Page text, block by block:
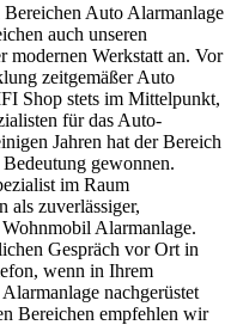
Auto Alarmanlage
auch unseren
modernen Werkstatt an. Vor
zeitgemäßer Auto
Shop stets im Mittelpunkt,
für das Auto-
Jahren hat der Bereich
gewonnen.
im Raum
als zuverlässiger,
Alarmanlage.
Gespräch vor Ort in
wenn in Ihrem
nachgerüstet
Bereichen empfehlen wir